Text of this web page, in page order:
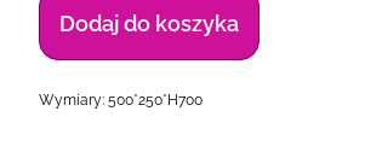
Dodaj do koszyka
Wymiary: 500*250*H700